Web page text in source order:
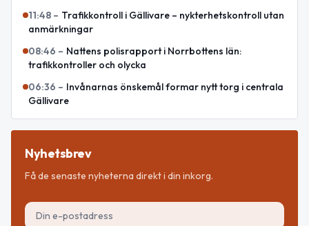
11:48 – Trafikkontroll i Gällivare – nykterhetskontroll utan
anmärkningar
08:46 – Nattens polisrapport i Norrbottens län:
trafikkontroller och olycka
06:36 – Invånarnas önskemål formar nytt torg i centrala
Gällivare
Nyhetsbrev
Få de senaste nyheterna direkt i din inkorg.